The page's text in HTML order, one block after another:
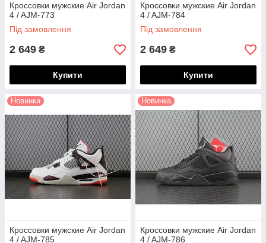
Кроссовки мужские Air Jordan
4 / AJM-773
Під замовлення
2 649 ₴
Купити
Кроссовки мужские Air Jordan
4 / AJM-784
Під замовлення
2 649 ₴
Купити
Новинка
Кроссовки мужские Air Jordan
4 / AJM-785
Новинка
Кроссовки мужские Air Jordan
4 / AJM-786